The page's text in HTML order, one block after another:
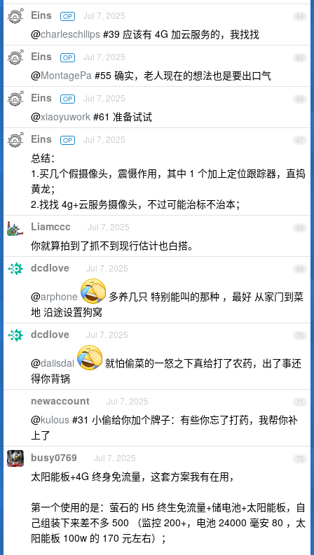
64
Eins OP Jul 7, 2025
@charleschilips #39 应该有 4G 加云服务的，我找找
65
Eins OP Jul 7, 2025
@MontagePa #55 确实，老人现在的想法也是要出口气
66
Eins OP Jul 7, 2025
@xiaoyuwork #61 准备试试
67
Eins OP Jul 7, 2025
总结：
1.买几个假摄像头，震慑作用，其中 1 个加上定位跟踪器，直捣
黄龙；
2.找找 4g+云服务摄像头，不过可能治标不治本；
68
Liamccc Jul 7, 2025
你就算拍到了抓不到现行估计也白搭。
69
dcdlove Jul 7, 2025
@arphone
多养几只 特别能叫的那种 ，最好 从家门到菜
地 沿途设置狗窝
70
dcdlove Jul 7, 2025
@daiisdai
就怕偷菜的一怒之下真给打了农药，出了事还
得你背锅
71
newaccount Jul 7, 2025
@kulous #31 小偷给你加个牌子：有些你忘了打药，我帮你补
上了
72
busy0769 Jul 7, 2025
太阳能板+4G 终身免流量，这套方案我有在用，
第一个使用的是：萤石的 H5 终生免流量+储电池+太阳能板，自
己组装下来差不多 500 （监控 200+，电池 24000 毫安 80 ，太
阳能板 100w 的 170 元左右）；